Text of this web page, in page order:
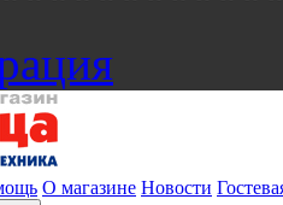
О магазине Новости